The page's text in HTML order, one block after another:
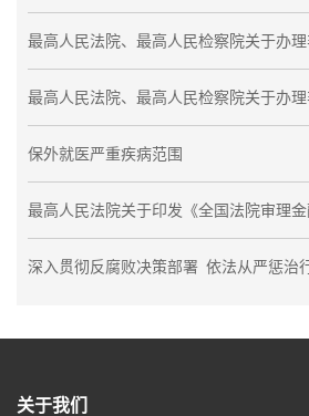
保外就医严重疾病范围
关于我们